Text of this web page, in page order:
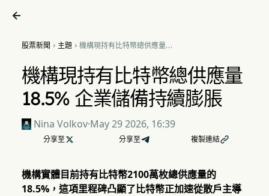

股票新聞  主題 機構現持有比特幣總供應量
機構現持有比特幣總供應量
18.5% 企業儲備持續膨脹
Nina Volkov·May 29 2026, 16:39
分享至  分享至 複製連結
機構實體目前持有比特幣2100萬枚總供應量的
18.5%，這項里程碑凸顯了比特幣正加速從散戶主導